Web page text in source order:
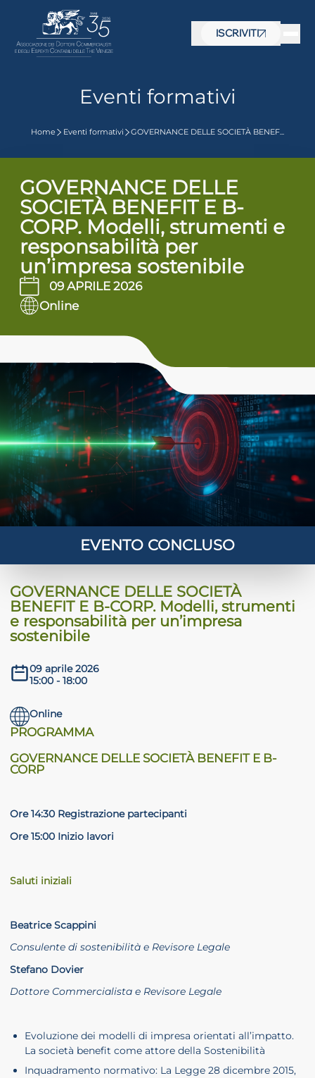
ISCRIVITI
Eventi formativi
Home Eventi formativi GOVERNANCE DELLE SOCIETÀ BENEF...
GOVERNANCE DELLE
SOCIETÀ BENEFIT E B-
CORP. Modelli, strumenti e
responsabilità per
un’impresa sostenibile
09 APRILE 2026
Online
EVENTO CONCLUSO
GOVERNANCE DELLE SOCIETÀ
BENEFIT E B-CORP. Modelli, strumenti
e responsabilità per un’impresa
sostenibile
09 aprile 2026
15:00 - 18:00
Online
PROGRAMMA
GOVERNANCE DELLE SOCIETÀ BENEFIT E B-
CORP
Ore 14:30 Registrazione partecipanti
Ore 15:00 Inizio lavori
Saluti iniziali
Beatrice Scappini
Consulente di sostenibilità e Revisore Legale
Stefano Dovier
Dottore Commercialista e Revisore Legale
Evoluzione dei modelli di impresa orientati all’impatto.
La società benefit come attore della Sostenibilità
Inquadramento normativo: La Legge 28 dicembre 2015,